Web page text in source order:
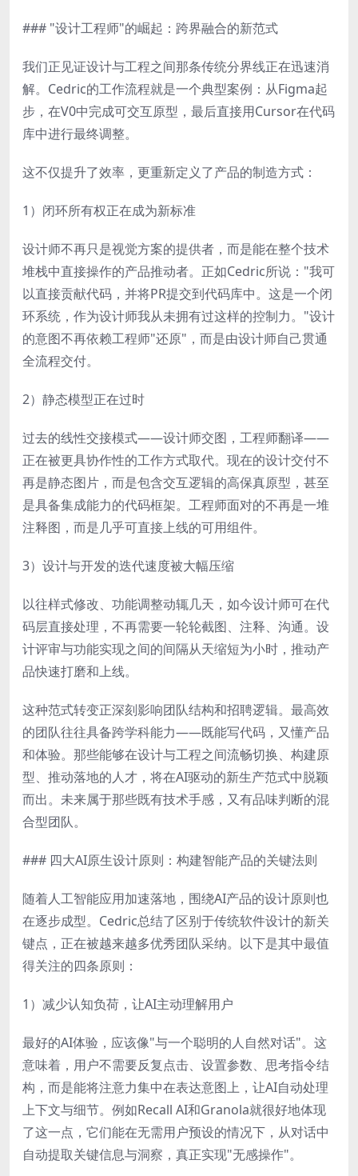
### "设计工程师"的崛起：跨界融合的新范式
我们正见证设计与工程之间那条传统分界线正在迅速消
解。Cedric的工作流程就是一个典型案例：从Figma起
步，在V0中完成可交互原型，最后直接用Cursor在代码
库中进行最终调整。
这不仅提升了效率，更重新定义了产品的制造方式：
1）闭环所有权正在成为新标准
设计师不再只是视觉方案的提供者，而是能在整个技术
堆栈中直接操作的产品推动者。正如Cedric所说："我可
以直接贡献代码，并将PR提交到代码库中。这是一个闭
环系统，作为设计师我从未拥有过这样的控制力。"设计
的意图不再依赖工程师"还原"，而是由设计师自己贯通
全流程交付。
2）静态模型正在过时
过去的线性交接模式——设计师交图，工程师翻译——
正在被更具协作性的工作方式取代。现在的设计交付不
再是静态图片，而是包含交互逻辑的高保真原型，甚至
是具备集成能力的代码框架。工程师面对的不再是一堆
注释图，而是几乎可直接上线的可用组件。
3）设计与开发的迭代速度被大幅压缩
以往样式修改、功能调整动辄几天，如今设计师可在代
码层直接处理，不再需要一轮轮截图、注释、沟通。设
计评审与功能实现之间的间隔从天缩短为小时，推动产
品快速打磨和上线。
这种范式转变正深刻影响团队结构和招聘逻辑。最高效
的团队往往具备跨学科能力——既能写代码，又懂产品
和体验。那些能够在设计与工程之间流畅切换、构建原
型、推动落地的人才，将在AI驱动的新生产范式中脱颖
而出。未来属于那些既有技术手感，又有品味判断的混
合型团队。
### 四大AI原生设计原则：构建智能产品的关键法则
随着人工智能应用加速落地，围绕AI产品的设计原则也
在逐步成型。Cedric总结了区别于传统软件设计的新关
键点，正在被越来越多优秀团队采纳。以下是其中最值
得关注的四条原则：
1）减少认知负荷，让AI主动理解用户
最好的AI体验，应该像"与一个聪明的人自然对话"。这
意味着，用户不需要反复点击、设置参数、思考指令结
构，而是能将注意力集中在表达意图上，让AI自动处理
上下文与细节。例如Recall AI和Granola就很好地体现
了这一点，它们能在无需用户预设的情况下，从对话中
自动提取关键信息与洞察，真正实现"无感操作"。